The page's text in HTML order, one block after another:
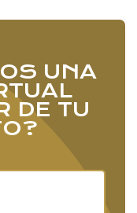
UNA
DE TU